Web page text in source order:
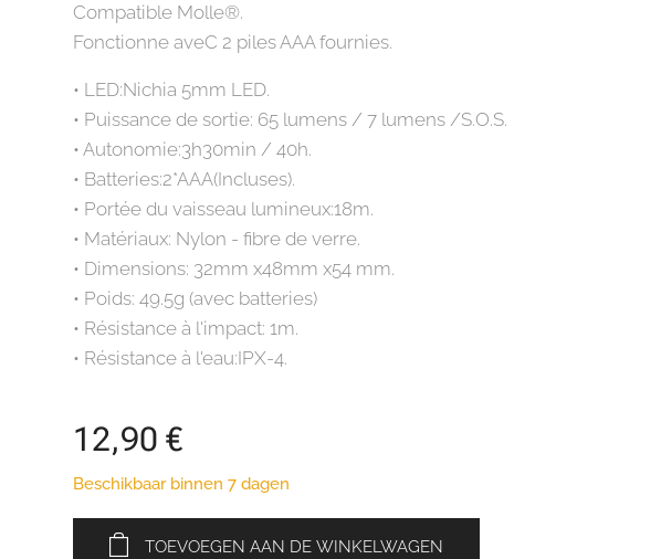
Compatible Molle®.
Fonctionne aveC 2 piles AAA fournies.
• LED:Nichia 5mm LED.
• Puissance de sortie: 65 lumens / 7 lumens /S.O.S.
• Autonomie:3h30min / 40h.
• Batteries:2*AAA(Incluses).
• Portée du vaisseau lumineux:18m.
• Matériaux: Nylon - fibre de verre.
• Dimensions: 32mm x48mm x54 mm.
• Poids: 49.5g (avec batteries)
• Résistance à l'impact: 1m.
• Résistance à l'eau:IPX-4.
12,90 €
Beschikbaar binnen 7 dagen
TOEVOEGEN AAN DE WINKELWAGEN